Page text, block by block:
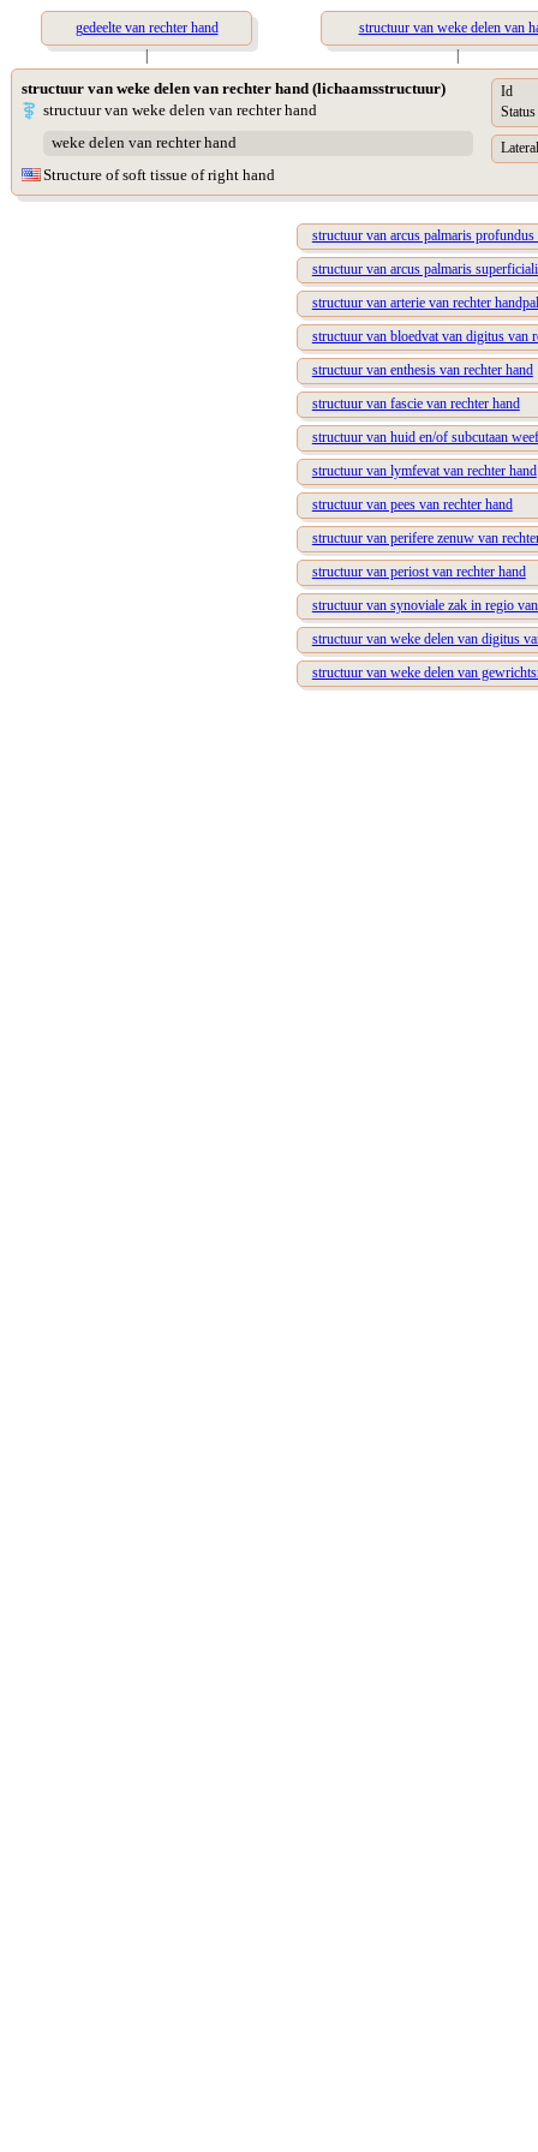
gedeelte van rechter hand
structuur van weke delen van
|
|
structuur van weke delen van rechter hand (lichaamsstructuur)
structuur van weke delen van rechter hand
weke delen van rechter hand
Structure of soft tissue of right hand
Id
Status
structuur van arcus palmaris profundus
structuur van arcus palmaris
structuur van arterie van rechter
structuur van bloedvat van digitus van
structuur van enthesis van rechter hand
structuur van fascie van rechter hand
structuur van huid en/of subcutaan
structuur van lymfevat van rechter hand
structuur van pees van rechter hand
structuur van perifere zenuw van
structuur van periost van rechter hand
structuur van synoviale zak in regio
structuur van weke delen van digitus
structuur van weke delen van